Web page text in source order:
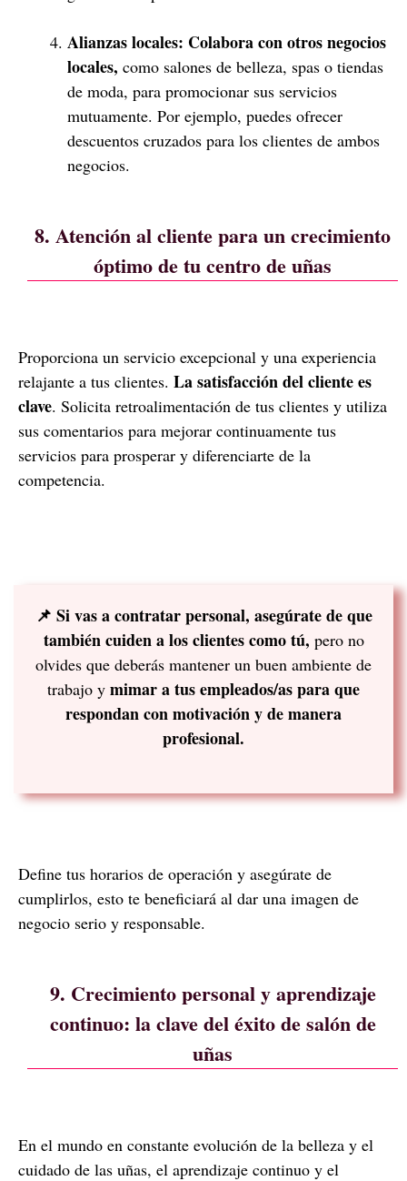
Alianzas locales: Colabora con otros negocios
locales, como salones de belleza, spas o tiendas
de moda, para promocionar sus servicios
mutuamente. Por ejemplo, puedes ofrecer
descuentos cruzados para los clientes de ambos
negocios.
8. Atención al cliente para un crecimiento
óptimo de tu centro de uñas
Proporciona un servicio excepcional y una experiencia
relajante a tus clientes. La satisfacción del cliente es
clave. Solicita retroalimentación de tus clientes y utiliza
sus comentarios para mejorar continuamente tus
servicios para prosperar y diferenciarte de la
competencia.
📌 Si vas a contratar personal, asegúrate de que
también cuiden a los clientes como tú, pero no
olvides que deberás mantener un buen ambiente de
trabajo y mimar a tus empleados/as para que
respondan con motivación y de manera
profesional.
Define tus horarios de operación y asegúrate de
cumplirlos, esto te beneficiará al dar una imagen de
negocio serio y responsable.
9. Crecimiento personal y aprendizaje
continuo: la clave del éxito de salón de
uñas
En el mundo en constante evolución de la belleza y el
cuidado de las uñas, el aprendizaje continuo y el